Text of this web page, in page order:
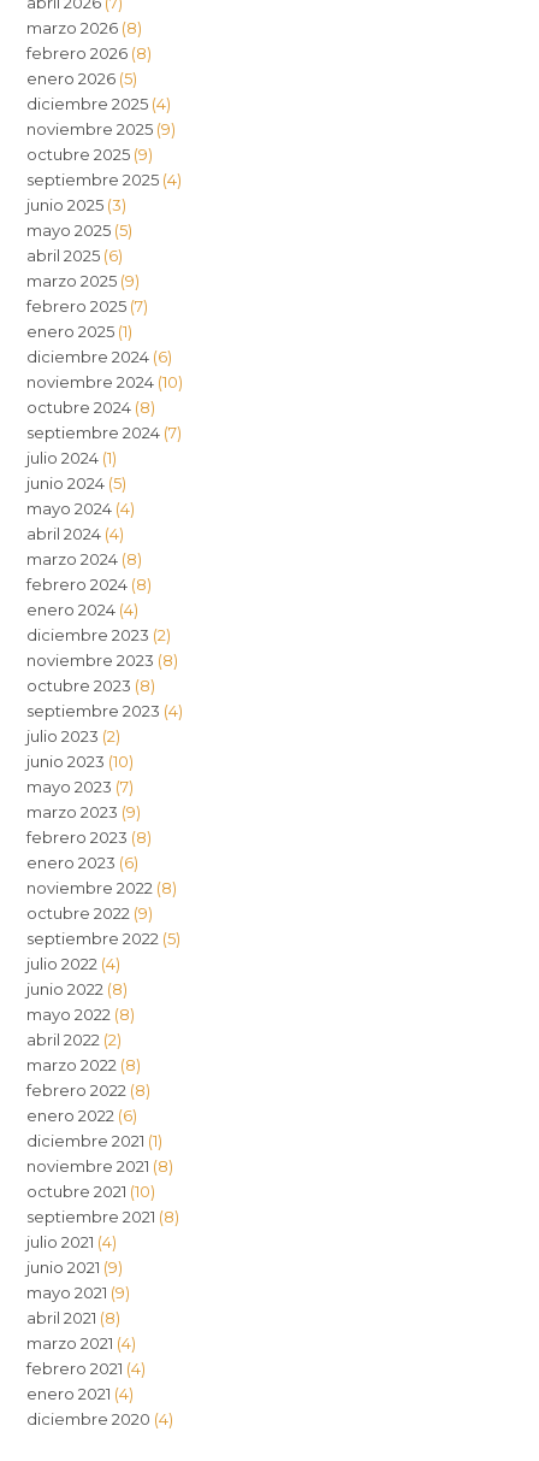
marzo 2026 (8)
febrero 2026 (8)
enero 2026 (5)
diciembre 2025 (4)
noviembre 2025 (9)
octubre 2025 (9)
septiembre 2025 (4)
junio 2025 (3)
mayo 2025 (5)
abril 2025 (6)
marzo 2025 (9)
febrero 2025 (7)
enero 2025 (1)
diciembre 2024 (6)
noviembre 2024 (10)
octubre 2024 (8)
septiembre 2024 (7)
julio 2024 (1)
junio 2024 (5)
mayo 2024 (4)
abril 2024 (4)
marzo 2024 (8)
febrero 2024 (8)
enero 2024 (4)
diciembre 2023 (2)
noviembre 2023 (8)
octubre 2023 (8)
septiembre 2023 (4)
julio 2023 (2)
junio 2023 (10)
mayo 2023 (7)
marzo 2023 (9)
febrero 2023 (8)
enero 2023 (6)
noviembre 2022 (8)
octubre 2022 (9)
septiembre 2022 (5)
julio 2022 (4)
junio 2022 (8)
mayo 2022 (8)
abril 2022 (2)
marzo 2022 (8)
febrero 2022 (8)
enero 2022 (6)
diciembre 2021 (1)
noviembre 2021 (8)
octubre 2021 (10)
septiembre 2021 (8)
julio 2021 (4)
junio 2021 (9)
mayo 2021 (9)
abril 2021 (8)
marzo 2021 (4)
febrero 2021 (4)
enero 2021 (4)
diciembre 2020 (4)